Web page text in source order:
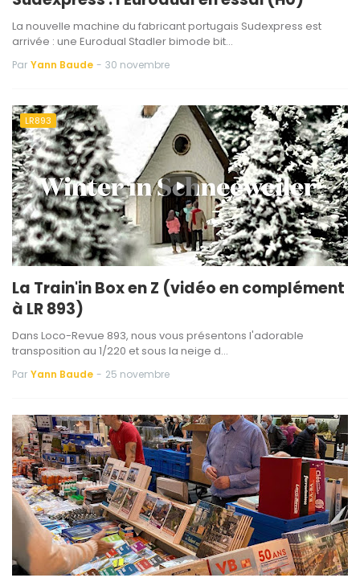
La nouvelle machine du fabricant portugais Sudexpress est
arrivée : une Eurodual Stadler bimode bit…
Par Yann Baude - 30 novembre
LR893
La Train'in Box en Z (vidéo en complément
à LR 893)
Dans Loco-Revue 893, nous vous présentons l'adorable
transposition au 1/220 et sous la neige d…
Par Yann Baude - 25 novembre